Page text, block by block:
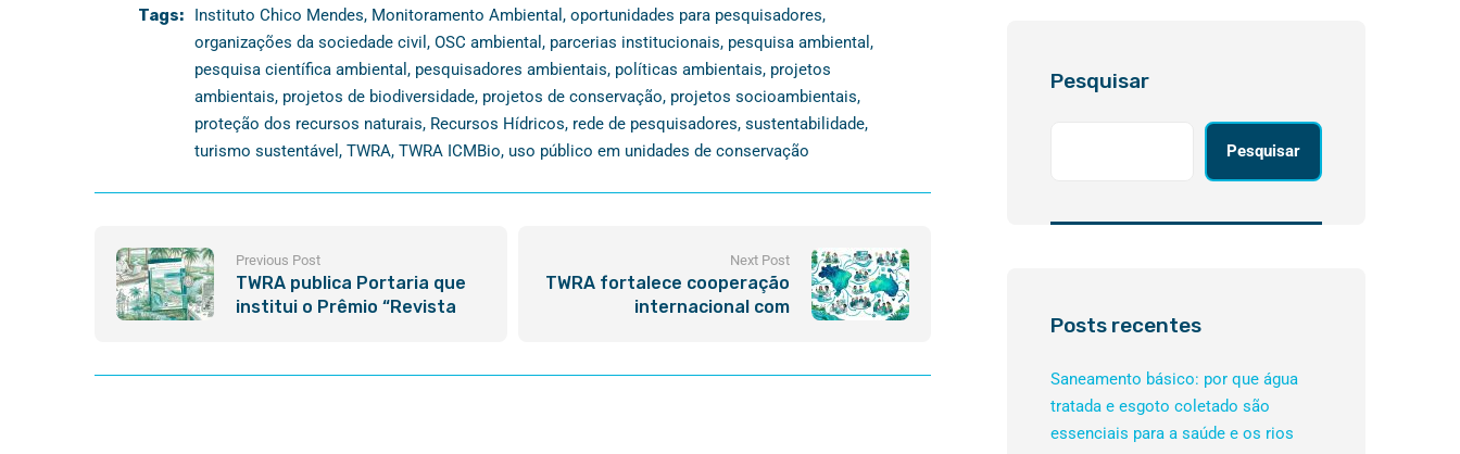
Tags:
Instituto Chico Mendes, Monitoramento Ambiental , oportunidades para pesquisadores,
organizações da sociedade civil , OSC ambiental , parcerias institucionais, pesquisa ambiental ,
pesquisa científica ambiental , pesquisadores ambientais, políticas ambientais, projetos
ambientais, projetos de biodiversidade, projetos de conservação, projetos socioambientais,
proteção dos recursos naturais, Recursos Hídricos, rede de pesquisadores, sustentabilidade,
turismo sustentável , TWRA, TWRA ICMBio, uso público em unidades de conservação
Previous Post
TWRA publica Portaria que
institui o Prêmio “Revista
Artigos”
Next Post
TWRA fortalece cooperação
internacional com
CONFAP e UVV
Pesquisar
Pesquisar
Posts recentes
Saneamento básico: por que água
tratada e esgoto coletado são
essenciais para a saúde e os rios